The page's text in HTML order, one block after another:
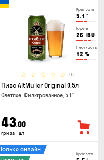
Крепость
5.1 °
Горечь
26 IBU
Плотность
12 %
(0)
Пиво AltMuller Original 0.5л
Светлое, Фильтрованное, 5.1°
43,00
грн за 1 шт
Крепость
Только онлайн